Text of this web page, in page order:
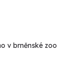
v brněnské zoo